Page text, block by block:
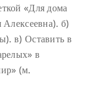
«Для дома
Алексеевна). б)
в) Оставить в
в
(м.